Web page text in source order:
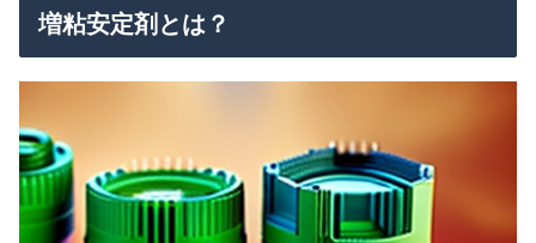
増粘安定剤とは？